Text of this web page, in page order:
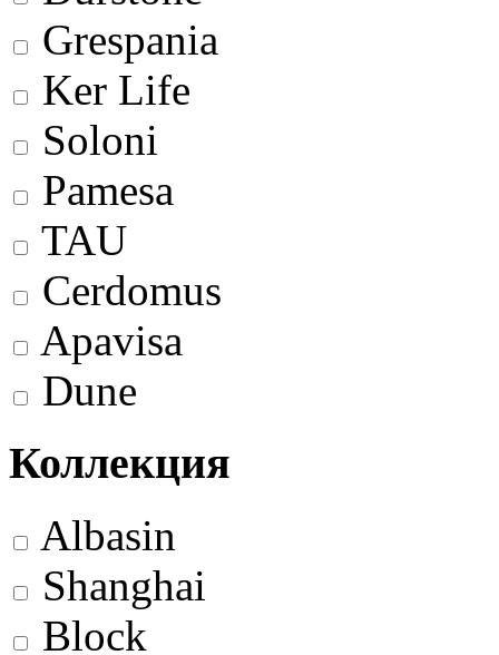
Grespania
Ker Life
Soloni
Pamesa
TAU
Cerdomus
Apavisa
Dune
Коллекция
Albasin
Shanghai
Block